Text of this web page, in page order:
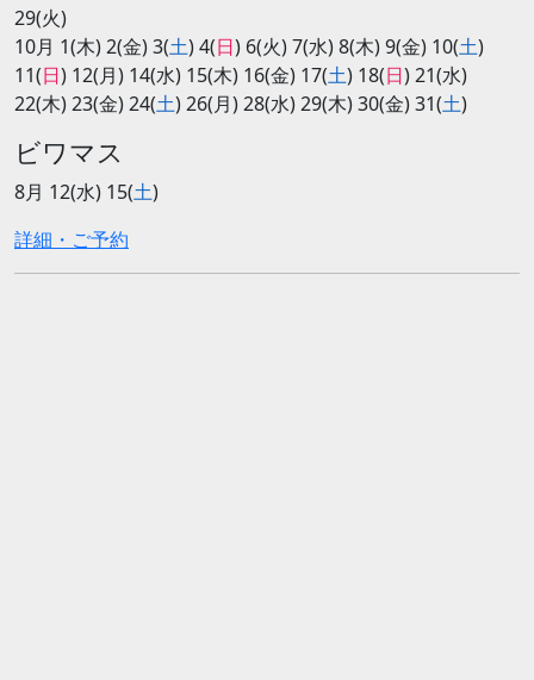
29(火)
10月 1(木) 2(金) 3(土) 4(日) 6(火) 7(水) 8(木) 9(金) 10(土)
11(日) 12(月) 14(水) 15(木) 16(金) 17(土) 18(日) 21(水)
22(木) 23(金) 24(土) 26(月) 28(水) 29(木) 30(金) 31(土)
ビワマス
8月 12(水) 15(土)
詳細・ご予約